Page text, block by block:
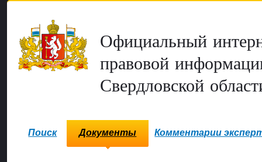
Официальный
правовой
Свердловской
Поиск Документы Комментарии